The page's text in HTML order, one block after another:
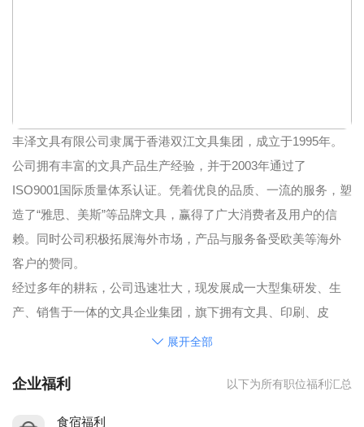
丰泽文具有限公司隶属于香港双江文具集团，成立于1995年。
公司拥有丰富的文具产品生产经验，并于2003年通过了
ISO9001国际质量体系认证。凭着优良的品质、一流的服务，塑
造了“雅思、美斯”等品牌文具，赢得了广大消费者及用户的信
赖。同时公司积极拓展海外市场，产品与服务备受欧美等海外
客户的赞同。
经过多年的耕耘，公司迅速壮大，现发展成一大型集研发、生
产、销售于一体的文具企业集团，旗下拥有文具、印刷、皮
具、电压、五金等多家分厂。公司自建厂房面积超过50000平方
公司注重员工福利，提倡“团结互助，共同进步”的团队理念，使
展开全部
企业福利 以下为所有职位福利汇总
食宿福利